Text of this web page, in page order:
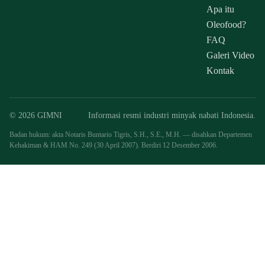
Apa itu
Oleofood?
FAQ
Galeri Video
Kontak
© 2026 GIMNI Informasi resmi industri minyak nabati Indonesia.
Badan hukum: akta Notaris Buntario Tigris, S.H., S.E., M.H. — disahkan Departemen
Kehakiman & HAM No. 249 (30 April 2007). Berdiri 12 Desember 2006.